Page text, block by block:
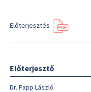
Előterjesztés
Előterjesztő
Dr. Papp László